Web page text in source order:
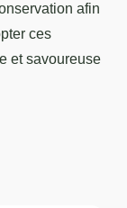
afin
ces
et savoureuse